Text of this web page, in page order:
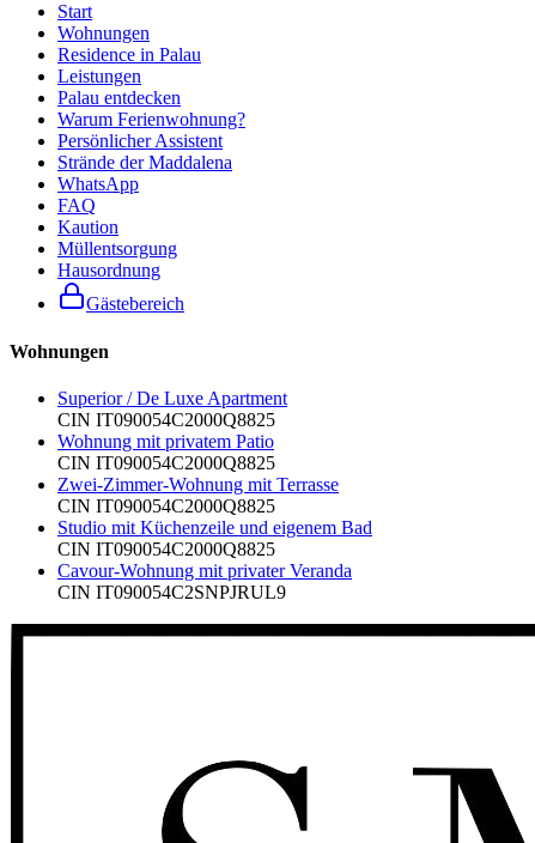
Start
Wohnungen
Residence in Palau
Leistungen
Palau entdecken
Warum Ferienwohnung?
Persönlicher Assistent
Strände der Maddalena
WhatsApp
FAQ
Kaution
Müllentsorgung
Hausordnung
Gästebereich
Wohnungen
Superior / De Luxe Apartment
CIN IT090054C2000Q8825
Wohnung mit privatem Patio
CIN IT090054C2000Q8825
Zwei-Zimmer-Wohnung mit Terrasse
CIN IT090054C2000Q8825
Studio mit Küchenzeile und eigenem Bad
CIN IT090054C2000Q8825
Cavour-Wohnung mit privater Veranda
CIN IT090054C2SNPJRUL9